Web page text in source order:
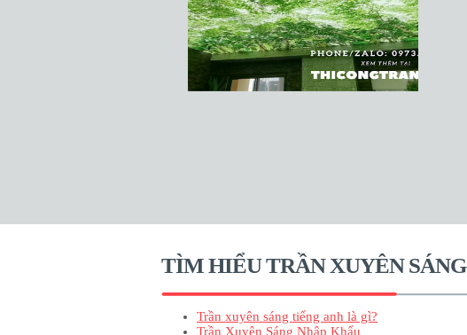
TÌM HIỂU TRẦN XUYÊN SÁNG
Trần xuyên sáng tiếng anh là gì?
Trần Xuyên Sáng Nhập Khẩu